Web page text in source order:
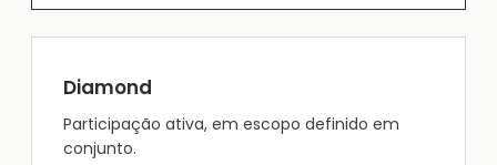
Diamond
Participação ativa, em escopo definido em
conjunto.